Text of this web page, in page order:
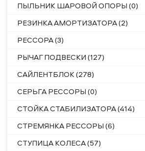
ПЫЛЬНИК ШАРОВОЙ ОПОРЫ (0)
РЕЗИНКА АМОРТИЗАТОРА (2)
РЕССОРА (3)
РЫЧАГ ПОДВЕСКИ (127)
САЙЛЕНТБЛОК (278)
СЕРЬГА РЕССОРЫ (0)
СТОЙКА СТАБИЛИЗАТОРА (414)
СТРЕМЯНКА РЕССОРЫ (6)
СТУПИЦА КОЛЕСА (57)